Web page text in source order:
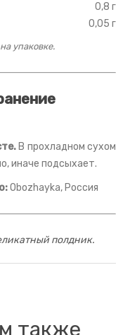
0,8 г
0,05 г
упаковке.
В прохладном сухом
иначе подсыхает.
Obozhayka, Россия
полдник.
также